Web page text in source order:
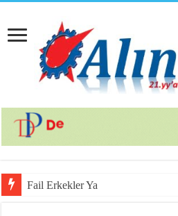
Fail Erkekler Yargıda Hem Suç